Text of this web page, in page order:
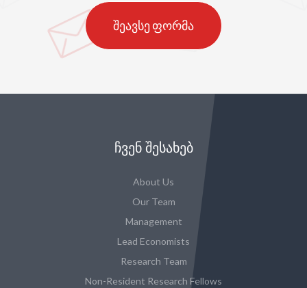
შეავსე ფორმა
ᲩᲕᲔᲜ ᲨᲔᲡᲐᲮᲔᲑ
About Us
Our Team
Management
Lead Economists
Research Team
Non-Resident Research Fellows